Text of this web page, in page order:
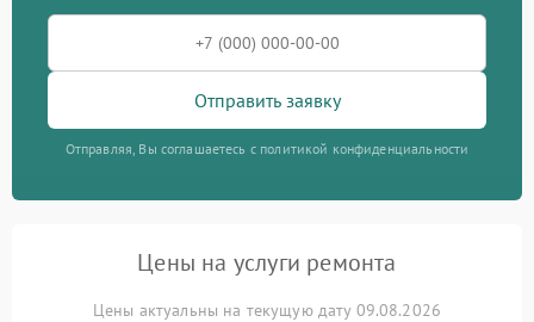
Отправить заявку
Отправляя, Вы соглашаетесь с политикой конфиденциальности
Цены на услуги ремонта
Цены актуальны на текущую дату 09.08.2026